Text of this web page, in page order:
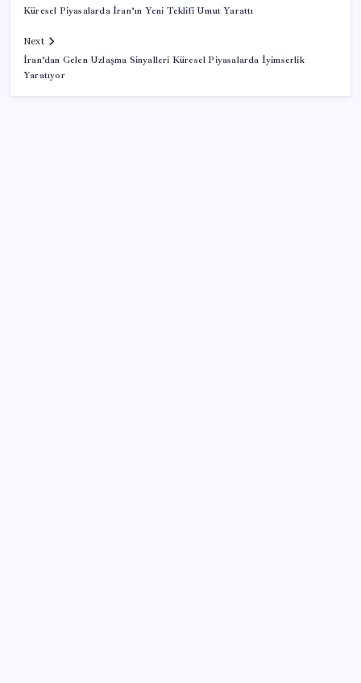
Küresel Piyasalarda İran’ın Yeni Teklifi Umut Yarattı
Next
İran’dan Gelen Uzlaşma Sinyalleri Küresel Piyasalarda İyimserlik
Yaratıyor